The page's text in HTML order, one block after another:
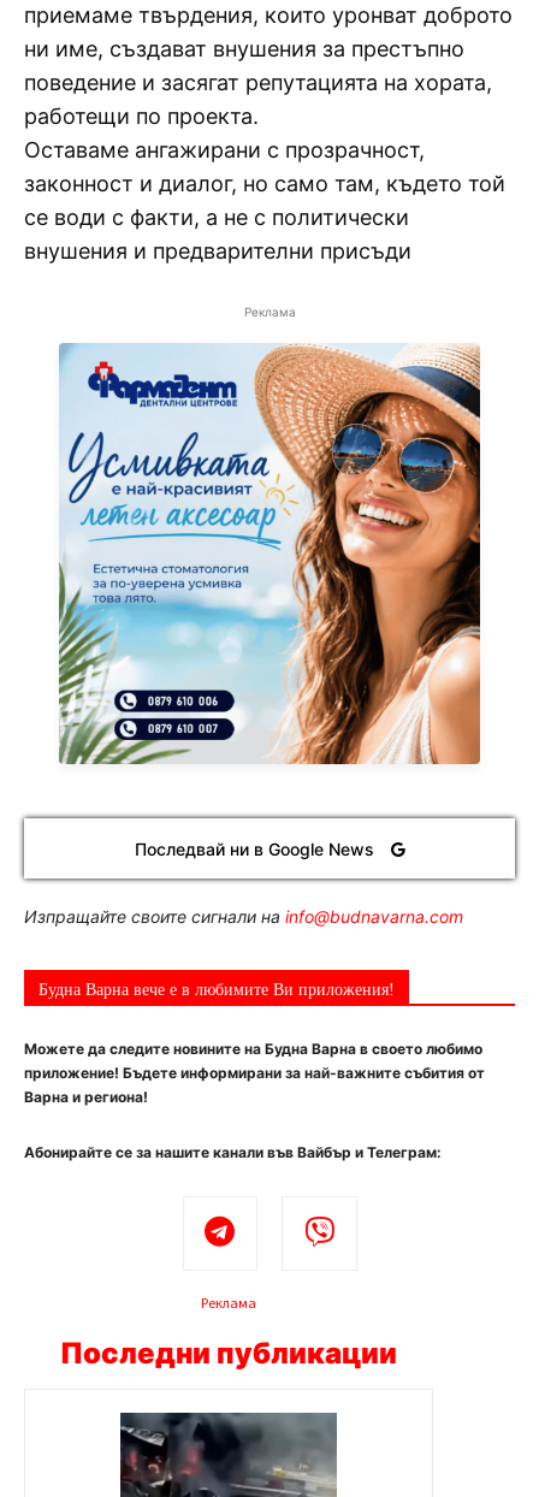
приемаме твърдения, които уронват доброто
ни име, създават внушения за престъпно
поведение и засягат репутацията на хората,
работещи по проекта.
Оставаме ангажирани с прозрачност,
законност и диалог, но само там, където той
се води с факти, а не с политически
внушения и предварителни присъди
Реклама
Последвай ни в Google News
Изпращайте своите сигнали на info@budnavarna.com
Будна Варна вече е в любимите Ви приложения!
Можете да следите новините на Будна Варна в своето любимо
приложение! Бъдете информирани за най-важните събития от
Варна и региона!
Абонирайте се за нашите канали във Вайбър и Телеграм:
Реклама
Последни публикации